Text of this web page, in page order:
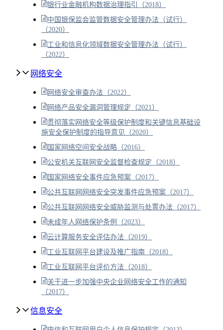
银行业金融机构数据治理指引（2018）
中国银保监会监管数据安全管理办法（试行）
（2020）
工业和信息化领域数据安全管理办法（试行）
（2022）
网络安全
网络安全审查办法（2022）
网络产品安全漏洞管理规定（2021）
贯彻落实网络安全等级保护制度和关键信息基础设
施安全保护制度的指导意见（2020）
国家网络空间安全战略（2016）
公安机关互联网安全监督检查规定（2018）
国家网络安全事件应急预案（2017）
公共互联网网络安全突发事件应急预案（2017）
公共互联网网络安全威胁监测与处置办法（2017）
未成年人网络保护条例（2023）
云计算服务安全评估办法（2019）
工业互联网平台建设及推广指南（2018）
工业互联网平台评价方法（2018）
关于进一步加强中央企业网络安全工作的通知
（2017）
信息安全